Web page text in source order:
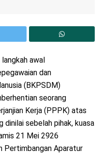
awal
dan
(BKPSDM)
seorang
Kerja (PPPK) atas
dinilai sebelah pihak, kuasa
21 Mei 2926
Pertimbangan Aparatur